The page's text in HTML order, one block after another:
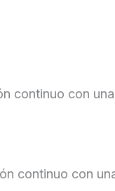
continuo con
continuo con